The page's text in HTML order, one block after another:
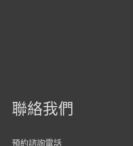
聯絡我們
預約諮詢電話